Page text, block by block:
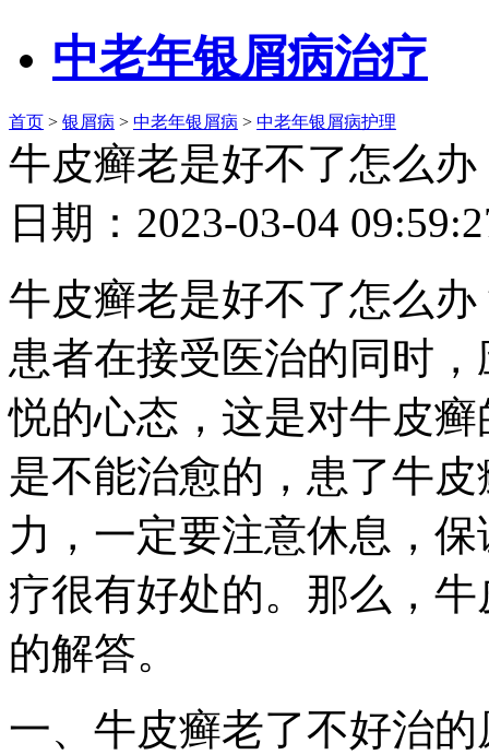
中老年银屑病治疗
首页 > 银屑病 > 中老年银屑病 > 中老年银屑病护理
牛皮癣老是好不了怎么办
日期：2023-03-04
牛皮癣老是好不了怎么
患者在接受医治的同时
悦的心态，这是对牛皮
是不能治愈的，患了牛
力，一定要注意休息，
疗很有好处的。那么，
的解答。
一、牛皮癣老了不好治的